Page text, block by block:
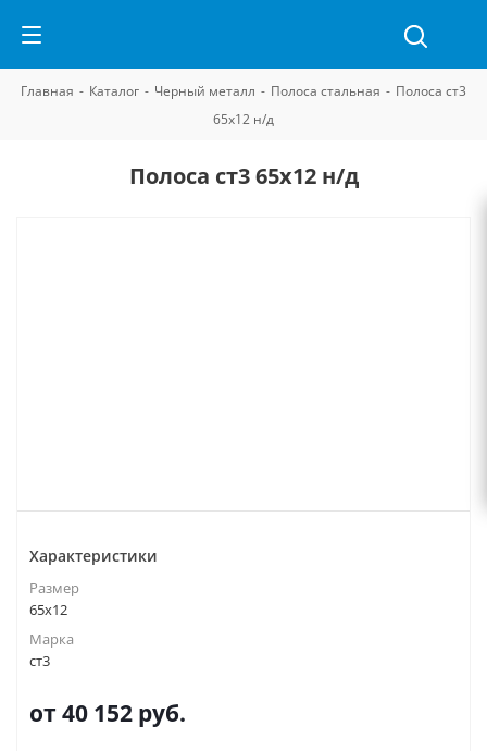
Главная - Каталог - Черный металл - Полоса стальная - Полоса ст3
65х12 н/д
Полоса ст3 65х12 н/д
Характеристики
Размер
65х12
Марка
ст3
от 40 152 руб.